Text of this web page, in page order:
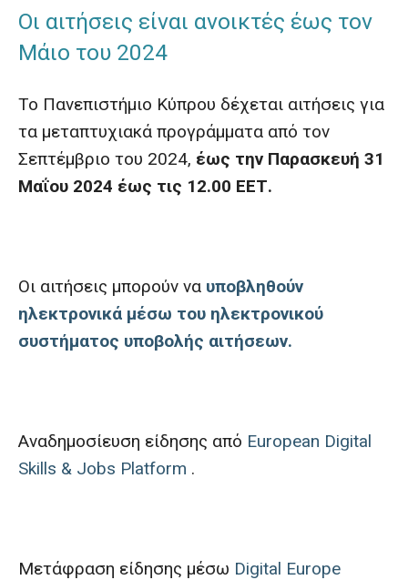
Οι αιτήσεις είναι ανοικτές έως τον
Μάιο του 2024
Το Πανεπιστήμιο Κύπρου δέχεται αιτήσεις για
τα μεταπτυχιακά προγράμματα από τον
Σεπτέμβριο του 2024, έως την Παρασκευή 31
Μαΐου 2024 έως τις 12.00 ΕΕΤ.
Οι αιτήσεις μπορούν να υποβληθούν
ηλεκτρονικά μέσω του ηλεκτρονικού
συστήματος υποβολής αιτήσεων.
Αναδημοσίευση είδησης από European Digital
Skills & Jobs Platform .
Μετάφραση είδησης μέσω Digital Europe